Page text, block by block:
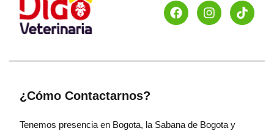
¿Cómo Contactarnos?
Tenemos presencia en Bogota, la Sabana de Bogota y